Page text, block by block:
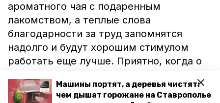
Машины портят, а деревья чистят:
чем дышат горожане на Ставрополье
ароматного чая с подаренным
лакомством, а теплые слова
благодарности за труд запомнятся
надолго и будут хорошим стимулом
работать еще лучше. Приятно, когда о
малопрестижную работу - ценят.